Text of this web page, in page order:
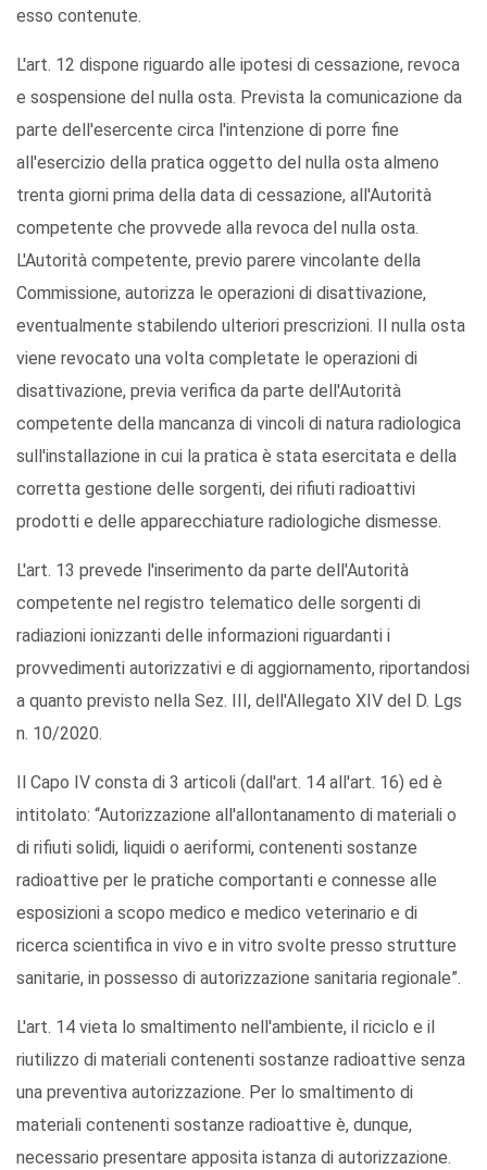
esso contenute.
L'art. 12 dispone riguardo alle ipotesi di cessazione, revoca
e sospensione del nulla osta. Prevista la comunicazione da
parte dell'esercente circa l'intenzione di porre fine
all'esercizio della pratica oggetto del nulla osta almeno
trenta giorni prima della data di cessazione, all'Autorità
competente che provvede alla revoca del nulla osta.
L'Autorità competente, previo parere vincolante della
Commissione, autorizza le operazioni di disattivazione,
eventualmente stabilendo ulteriori prescrizioni. Il nulla osta
viene revocato una volta completate le operazioni di
disattivazione, previa verifica da parte dell'Autorità
competente della mancanza di vincoli di natura radiologica
sull'installazione in cui la pratica è stata esercitata e della
corretta gestione delle sorgenti, dei rifiuti radioattivi
prodotti e delle apparecchiature radiologiche dismesse.
L'art. 13 prevede l'inserimento da parte dell'Autorità
competente nel registro telematico delle sorgenti di
radiazioni ionizzanti delle informazioni riguardanti i
provvedimenti autorizzativi e di aggiornamento, riportandosi
a quanto previsto nella Sez. III, dell'Allegato XIV del D. Lgs
n. 10/2020.
Il Capo IV consta di 3 articoli (dall'art. 14 all'art. 16) ed è
intitolato: “Autorizzazione all'allontanamento di materiali o
di rifiuti solidi, liquidi o aeriformi, contenenti sostanze
radioattive per le pratiche comportanti e connesse alle
esposizioni a scopo medico e medico veterinario e di
ricerca scientifica in vivo e in vitro svolte presso strutture
sanitarie, in possesso di autorizzazione sanitaria regionale”.
L'art. 14 vieta lo smaltimento nell'ambiente, il riciclo e il
riutilizzo di materiali contenenti sostanze radioattive senza
una preventiva autorizzazione. Per lo smaltimento di
materiali contenenti sostanze radioattive è, dunque,
necessario presentare apposita istanza di autorizzazione.